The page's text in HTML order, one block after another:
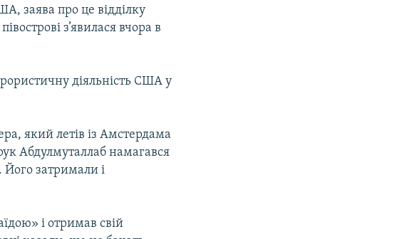
заява про це відділку
з’явилася вчора в
діяльність США у
який летів із Амстердама
Абдулмуталлаб намагався
Його затримали і
і отримав свій